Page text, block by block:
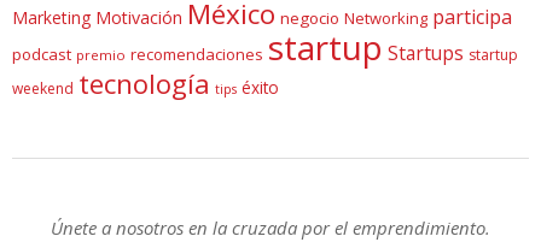
Marketing Motivación México negocio Networking participa
podcast premio recomendaciones startup Startups startup
weekend tecnología tips éxito
Únete a nosotros en la cruzada por el emprendimiento.